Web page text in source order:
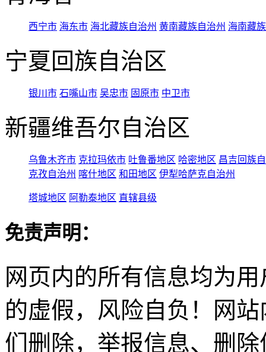
西宁市 海东市 海北藏族自治州 黄南藏族自治州 海南藏
宁夏回族自治区
银川市 石嘴山市 吴忠市 固原市 中卫市
新疆维吾尔自治区
乌鲁木齐市 克拉玛依市 吐鲁番地区 哈密地区 昌吉回族
克孜自治州 喀什地区 和田地区 伊犁哈萨克自治州
塔城地区 阿勒泰地区 直辖县级
免责声明：
网页内的所有信息均为
的虚假，风险自负！网
们删除，举报信息、删